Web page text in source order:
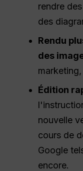
rendre
des
Rendu
des
Édition
nouvelle
cours de
Google
encore.